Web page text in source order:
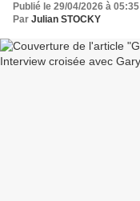
Publié le 29/04/2026 à 05:35
Par Julian STOCKY